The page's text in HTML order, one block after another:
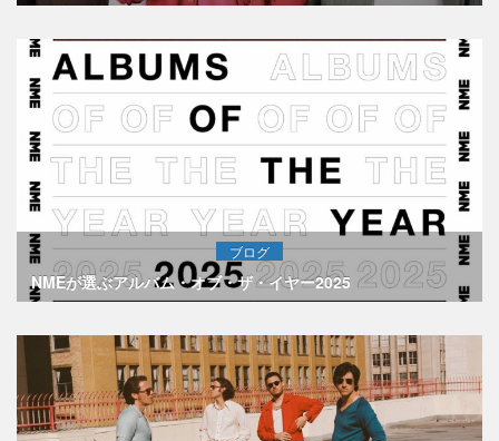
ブログ
NMEが選ぶアルバム・オブ・ザ・イヤー2025